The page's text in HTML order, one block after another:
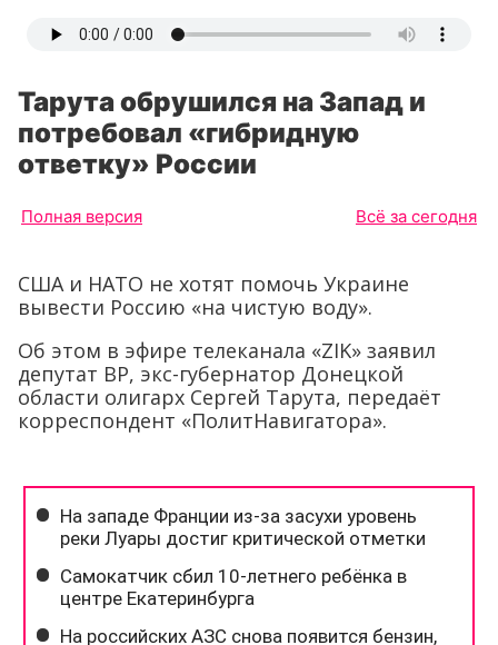
Тарута обрушился на Запад и
потребовал «гибридную
ответку» России
Полная версия Всё за сегодня
США и НАТО не хотят помочь Украине
вывести Россию «на чистую воду».
Об этом в эфире телеканала «ZIK» заявил
депутат ВР, экс-губернатор Донецкой
области олигарх Сергей Тарута, передаёт
корреспондент «ПолитНавигатора».